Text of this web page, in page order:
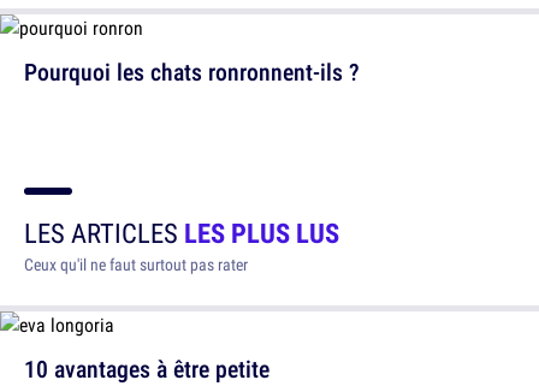
Pourquoi les chats ronronnent-ils ?
LES ARTICLES LES PLUS LUS
Ceux qu'il ne faut surtout pas rater
10 avantages à être petite